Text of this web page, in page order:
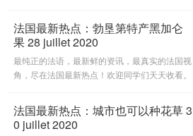
法国最新热点：勃垦第特产黑加仑
果 28 juillet 2020
最纯正的法语，最新鲜的资讯，最真实的法国视
角，尽在法国最新热点！欢迎同学们天天收看。
法国最新热点：城市也可以种花草 3
0 juillet 2020